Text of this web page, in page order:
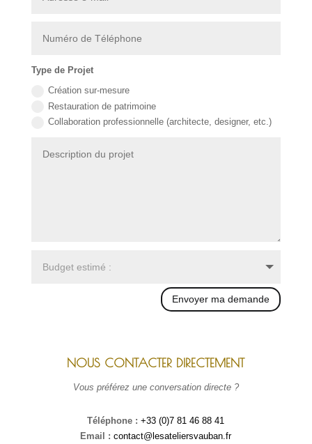
Type de Projet
Création sur-mesure
Restauration de patrimoine
Collaboration professionnelle (architecte, designer, etc.)
Envoyer ma demande
NOUS CONTACTER DIRECTEMENT
Vous préférez une conversation directe ?
Téléphone : +33 (0)7 81 46 88 41
Email : contact@lesateliersvauban.fr